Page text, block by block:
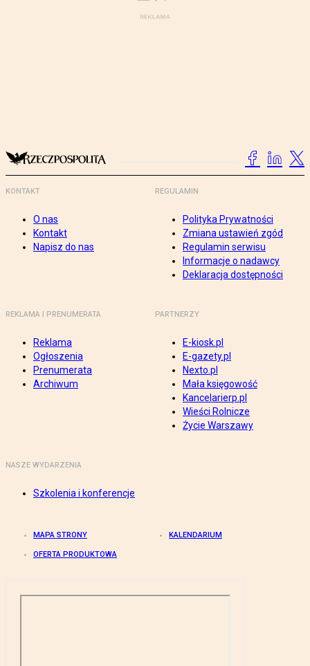
KONTAKT
O nas
Kontakt
Napisz do nas
REGULAMIN
Polityka Prywatności
Zmiana ustawień zgód
Regulamin serwisu
Informacje o nadawcy
Deklaracja dostępności
REKLAMA I PRENUMERATA
Reklama
Ogłoszenia
Prenumerata
Archiwum
PARTNERZY
E-kiosk.pl
E-gazety.pl
Nexto.pl
Mała księgowość
Kancelarierp.pl
Wieści Rolnicze
Życie Warszawy
NASZE WYDARZENIA
Szkolenia i konferencje
MAPA STRONY KALENDARIUM
OFERTA PRODUKTOWA